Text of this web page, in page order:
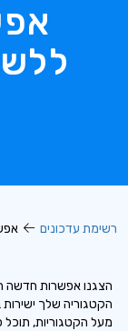
רשימת עדכונים
הצגנו אפשרות חדשה
הקטגוריה שלך
מעל הקטגוריות, תוכל